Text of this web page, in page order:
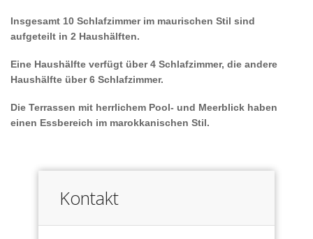
Insgesamt 10 Schlafzimmer im maurischen Stil sind
aufgeteilt in 2 Haushälften.
Eine Haushälfte verfügt über 4 Schlafzimmer, die andere
Haushälfte über 6 Schlafzimmer.
Die Terrassen mit herrlichem Pool- und Meerblick haben
einen Essbereich im marokkanischen Stil.
Kontakt